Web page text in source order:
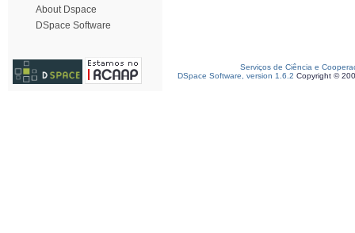
About Dspace
DSpace Software
Serviços de Ciência e
DSpace Software, version 1.6.2 Copyright ©